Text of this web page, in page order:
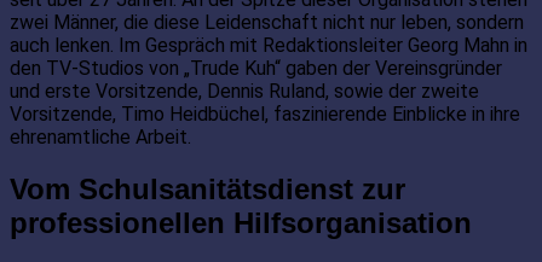
zwei Männer, die diese Leidenschaft nicht nur leben, sondern
auch lenken. Im Gespräch mit Redaktionsleiter Georg Mahn in
den TV-Studios von „Trude Kuh“ gaben der Vereinsgründer
und erste Vorsitzende, Dennis Ruland, sowie der zweite
Vorsitzende, Timo Heidbüchel, faszinierende Einblicke in ihre
ehrenamtliche Arbeit.
Vom Schulsanitätsdienst zur
professionellen Hilfsorganisation